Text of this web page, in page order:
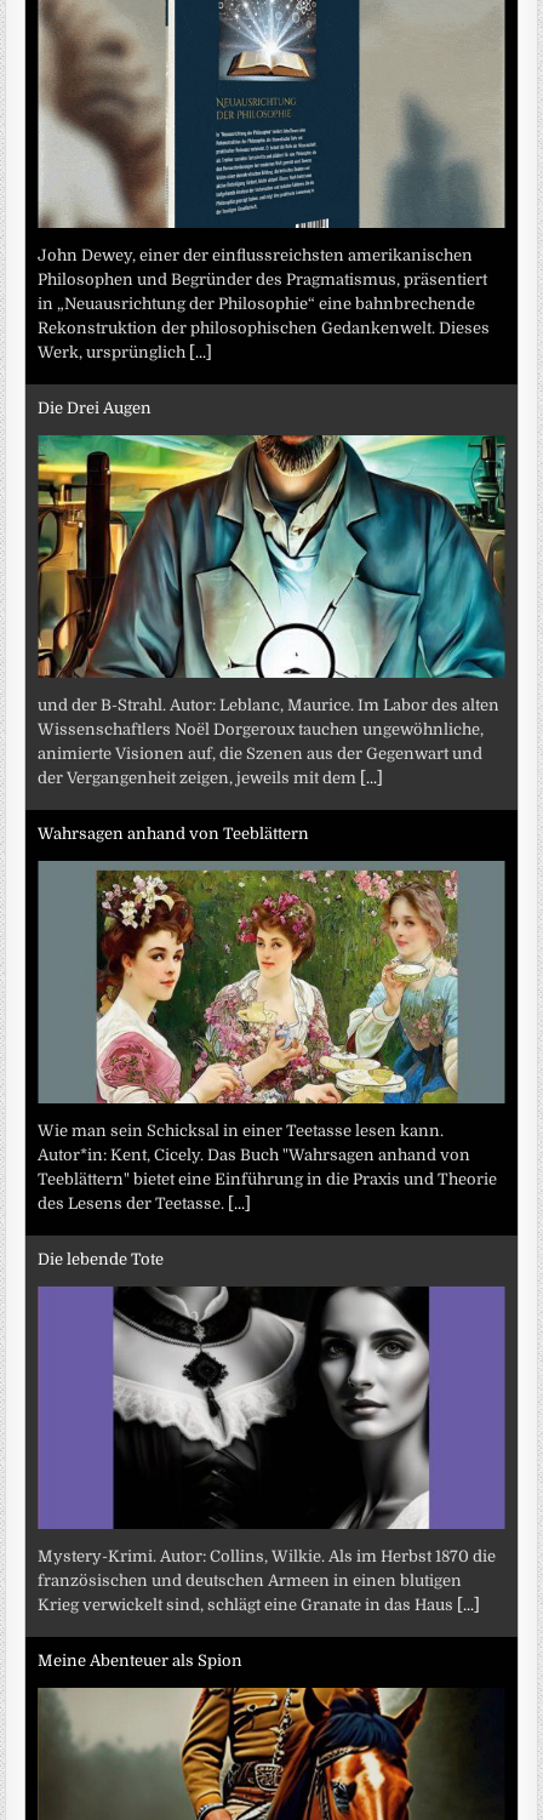
John Dewey, einer der einflussreichsten amerikanischen
Philosophen und Begründer des Pragmatismus, präsentiert
in „Neuausrichtung der Philosophie“ eine bahnbrechende
Rekonstruktion der philosophischen Gedankenwelt. Dieses
Werk, ursprünglich [...]
Die Drei Augen
und der B-Strahl. Autor: Leblanc, Maurice. Im Labor des alten
Wissenschaftlers Noël Dorgeroux tauchen ungewöhnliche,
animierte Visionen auf, die Szenen aus der Gegenwart und
der Vergangenheit zeigen, jeweils mit dem [...]
Wahrsagen anhand von Teeblättern
Wie man sein Schicksal in einer Teetasse lesen kann.
Autor*in: Kent, Cicely. Das Buch "Wahrsagen anhand von
Teeblättern" bietet eine Einführung in die Praxis und Theorie
des Lesens der Teetasse. [...]
Die lebende Tote
Mystery-Krimi. Autor: Collins, Wilkie. Als im Herbst 1870 die
französischen und deutschen Armeen in einen blutigen
Krieg verwickelt sind, schlägt eine Granate in das Haus [...]
Meine Abenteuer als Spion